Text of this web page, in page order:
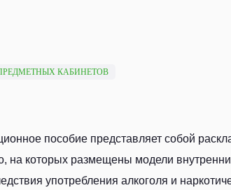
КАБИНЕТОВ
пособие представляет собой
на которых размещены модели
употребления алкоголя и